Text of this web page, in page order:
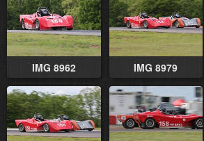
IMG 8962 IMG 8979